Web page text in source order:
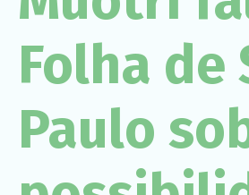
Folha de
Paulo
do